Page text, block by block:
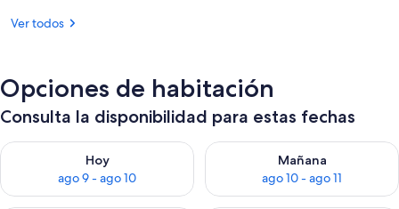
Ver todos
Opciones de habitación
Consulta la disponibilidad para estas fechas
Hoy
ago 9 - ago 10
Consulta la disponibilidad para hoy ago 9 - ago 10
Mañana
ago 10 - ago 11
Consulta la disponibilidad